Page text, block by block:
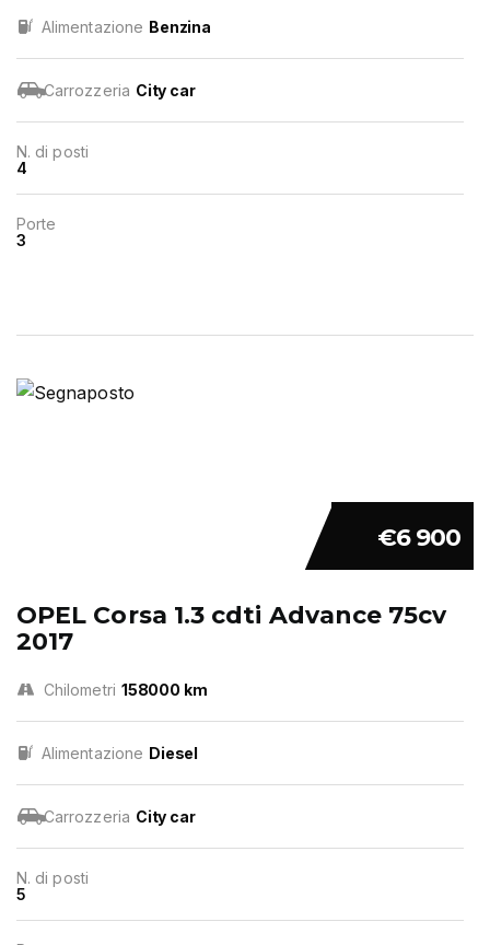
Alimentazione Benzina
Carrozzeria City car
N. di posti
4
Porte
3
€6 900
OPEL Corsa 1.3 cdti Advance 75cv
2017
Chilometri 158000 km
Alimentazione Diesel
Carrozzeria City car
N. di posti
5